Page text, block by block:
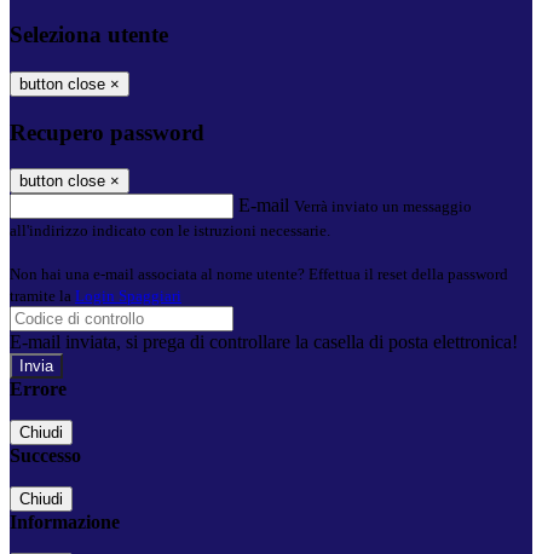
Seleziona utente
button close ×
Recupero password
button close ×
E-mail Verrà inviato un messaggio
all'indirizzo indicato con le istruzioni necessarie.
Non hai una e-mail associata al nome utente? Effettua il reset della password
tramite la Login Spaggiari
E-mail inviata, si prega di controllare la casella di posta elettronica!
Errore
Chiudi
Successo
Chiudi
Informazione